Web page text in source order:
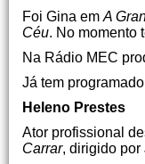
Foi Gina em A
Céu. No momento
Na Rádio MEC
Já tem
Heleno Prestes
Ator profissional
Carrar, dirigido por